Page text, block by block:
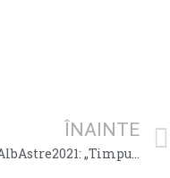
ÎNAINTE
ZăriAlbAstre2021: „Timpul…“ de Adrian-Cătălin Pîrvu